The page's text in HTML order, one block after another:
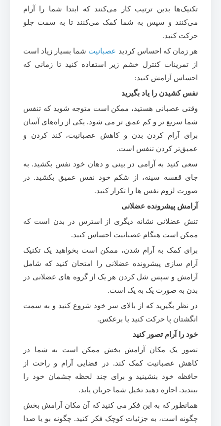
تکنیک‌ها بدین ترتیب کار می‌کنند که ابتدا شما را آرام
می‌کنند و سپس به شما کمک می‌کنند تا به سمت جلو
حرکت کنید.
هر زمان که احساس کردید عصبانیت شما بسیار زیاد است
از تمرینات کنترل خشم زیر استفاده کنید تا زمانی که
احساس آرامش کنید:
نفس کشیدن را یاد بگیرید
وقتی عصبانی هستید، ممکن است متوجه شوید که تنفس
شما سریع تر و کم عمق تر می شود. یکی از راه‌های آسان
برای آرام کردن بدن و کاهش عصبانیت، کند کردن و
عمیق‌تر کردن تنفس است.
سعی کنید به آرامی در بینی و دهان خود نفس بکشید. به
جای قفسه سینه، از شکم خود نفس عمیق بکشید. در
صورت لزوم نفس ها را تکرار کنید.
آرامش پیشرونده عضلانی
تنش عضلانی نشانه دیگری از استرس در بدن است که
ممکن است هنگام عصبانیت احساس کنید.
برای کمک به آرام شدن، ممکن است بخواهید یک تکنیک
آرام سازی پیشرونده عضلانی را امتحان کنید که شامل
آرامش و سپس شل کردن هر یک از گروه های عضلانی در
بدن به صورت یک به یک است.
در نظر بگیرید که از بالای سر خود شروع کنید و به سمت
انگشتان پا حرکت کنید یا برعکس.
خود را آرام تصور کنید
تصور یک مکان آرامش بخش ممکن است به شما در
کاهش عصبانیت کمک کند. در فضایی آرام و راحت از
حافظه خود بنشینید و برای چند لحظه چشمان خود را
ببندید. اجازه دهید تخیل شما جریان یابد.
همانطور که به این فکر می کنید که آن مکان آرامش بخش
چگونه است، به جزئیات کوچک فکر کنید. چگونه بو یا صدا